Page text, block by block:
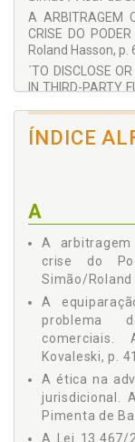
A ARBITRAGEM
CRISE DO
Roland Hasson, p.
´TO DISCLOSE
IN THIRD-PARTY
A LEI GERAL DE
DAS EMPRESAS
Hasson Marques,
JURISDICIONAL
Pimenta de
PROCESSO
EMPRESA -
ÍNDICE
A
A
crise do
Simão/Roland
A
problema
comerciais.
Kovaleski, p. 41
A ética na
jurisdicional.
Pimenta de
A Lei 13.467/